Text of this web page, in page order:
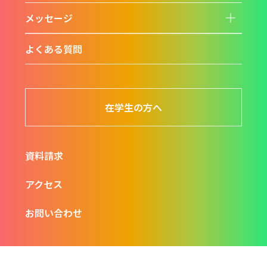
る
メッセージ
よくある質問
在学生の方へ
資料請求
アクセス
お問い合わせ